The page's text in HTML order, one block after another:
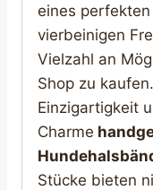
eines perfekten
vierbeinigen
Vielzahl an
Shop zu
Einzigartigkeit
Charme
Stücke bieten